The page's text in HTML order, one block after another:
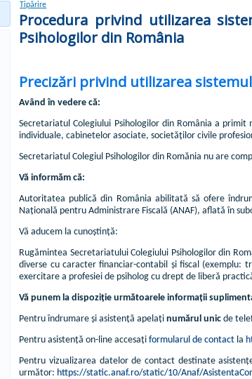
Tipărire
Procedura privind utilizarea
Psihologilor din România
Precizări privind utilizarea
Având în vedere că:
Secretariatul Colegiului Psihologilor din România a
individuale, cabinetelor asociate, societăților civile
Secretariatul Colegiul Psihologilor din Romănia nu are
Vă informăm că:
Autoritatea publică din România abilitată să ofere
Națională pentru Administrare Fiscală (ANAF), aflată în
Vă aducem la cunoștință:
Rugămintea Secretariatului Colegiului Psihologilor din
diverse cu caracter financiar-contabil și fiscal (exemplu:
exercitare a profesiei de psiholog cu drept de liberă
Vă punem la dispoziție următoarele informații
Pentru îndrumare și asistență apelaținumărul unic de
Pentru asistență on-line accesațiformularul de contact la
Pentru vizualizarea datelor de contact destinate
următor: https://static.anaf.ro/static/10/Anaf/